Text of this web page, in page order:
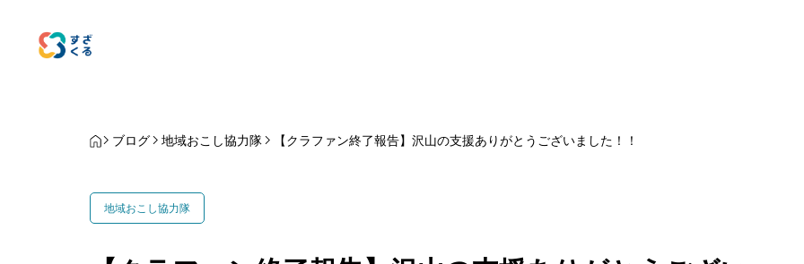
ブログ 地域おこし協力隊 【クラファン終了報告】沢山の支援ありがとうございました！！
地域おこし協力隊